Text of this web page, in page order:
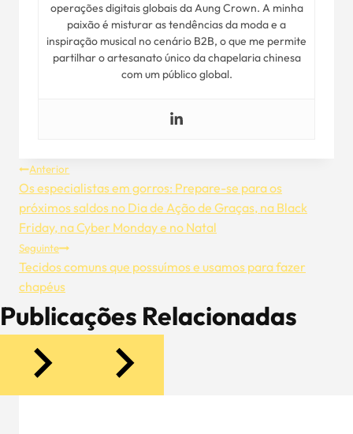
operações digitais globais da Aung Crown. A minha
paixão é misturar as tendências da moda e a
inspiração musical no cenário B2B, o que me permite
partilhar o artesanato único da chapelaria chinesa
com um público global.
Navegação
De
Artigos
Anterior
Os especialistas em gorros: Prepare-se para os
próximos saldos no Dia de Ação de Graças, na Black
Friday, na Cyber Monday e no Natal
Seguinte
Tecidos comuns que possuímos e usamos para fazer
chapéus
Publicações Relacionadas